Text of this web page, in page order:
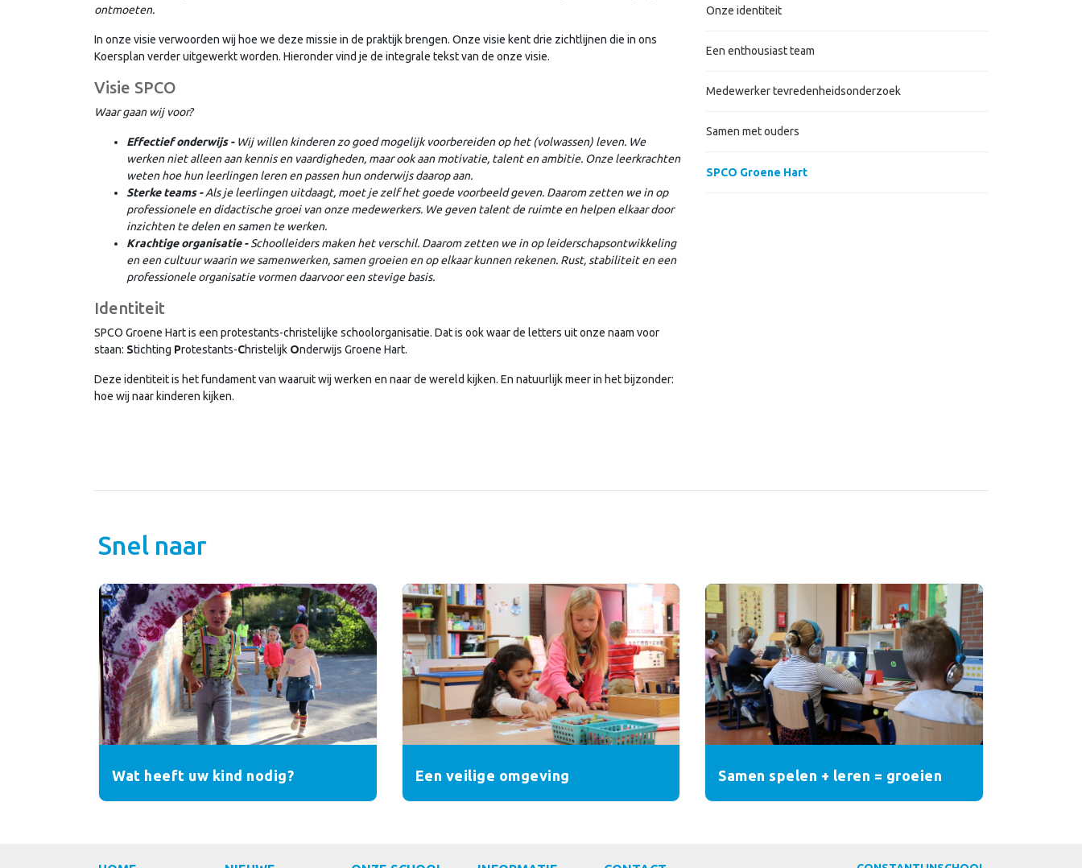
ontmoeten.
In onze visie verwoorden wij hoe we deze missie in de praktijk brengen. Onze visie kent drie zichtlijnen die in ons
Koersplan verder uitgewerkt worden. Hieronder vind je de integrale tekst van de onze visie.
Visie SPCO
Waar gaan wij voor?
Effectief onderwijs - Wij willen kinderen zo goed mogelijk voorbereiden op het (volwassen) leven. We
werken niet alleen aan kennis en vaardigheden, maar ook aan motivatie, talent en ambitie. Onze leerkrachten
weten hoe hun leerlingen leren en passen hun onderwijs daarop aan.
Sterke teams -Als je leerlingen uitdaagt, moet je zelf het goede voorbeeld geven. Daarom zetten we in op
professionele en didactische groei van onze medewerkers. We geven talent de ruimte en helpen elkaar door
inzichten te delen en samen te werken.
Krachtige organisatie -Schoolleiders maken het verschil. Daarom zetten we in op leiderschapsontwikkeling
en een cultuur waarin we samenwerken, samen groeien en op elkaar kunnen rekenen. Rust, stabiliteit en een
professionele organisatie vormen daarvoor een stevige basis.
Identiteit
SPCO Groene Hart is een protestants-christelijke schoolorganisatie. Dat is ook waar de letters uit onze naam voor
staan: Stichting Protestants-Christelijk Onderwijs Groene Hart.
Deze identiteit is het fundament van waaruit wij werken en naar de wereld kijken. En natuurlijk meer in het bijzonder:
hoe wij naar kinderen kijken.
Onze identiteit
Een enthousiast team
Medewerker tevredenheidsonderzoek
Samen met ouders
SPCO Groene Hart
Snel naar
Wat heeft uw kind nodig? Een veilige omgeving Samen spelen + leren = groeien